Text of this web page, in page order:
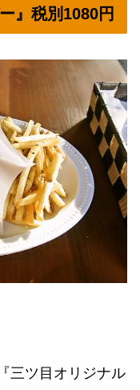
』税別1080円
三ツ目オリジナル